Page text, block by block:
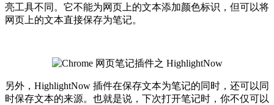
亮工具不同。它不能为网页上的文本添加颜色标识，但可以将
网页上的文本直接保存为笔记。
另外，HighlightNow 插件在保存文本为笔记的同时，还可以同
时保存文本的来源。也就是说，下次打开笔记时，你不仅可以